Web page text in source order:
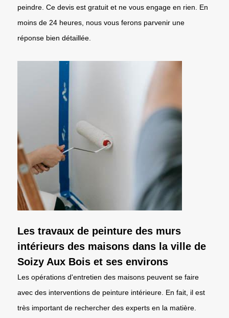
peindre. Ce devis est gratuit et ne vous engage en rien. En
moins de 24 heures, nous vous ferons parvenir une
réponse bien détaillée.
Les travaux de peinture des murs
intérieurs des maisons dans la ville de
Soizy Aux Bois et ses environs
Les opérations d'entretien des maisons peuvent se faire
avec des interventions de peinture intérieure. En fait, il est
très important de rechercher des experts en la matière.